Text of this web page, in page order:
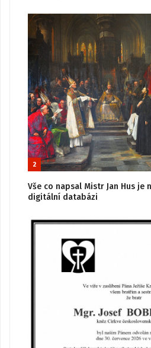
2
Vše co napsal Mistr Jan Hus je
digitální databázi